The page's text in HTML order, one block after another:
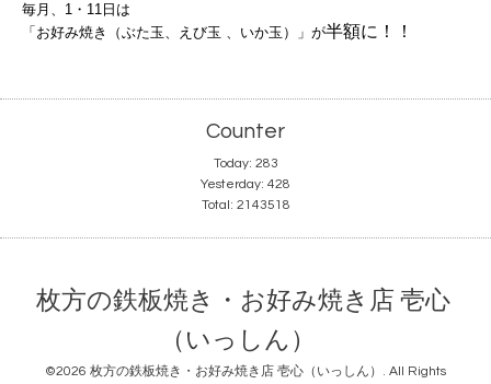
毎月、1・11日は
「お好み焼き（ぶた玉、えび玉 、いか玉）」が半額に！！
Counter
Today: 283
Yesterday: 428
Total: 2143518
枚方の鉄板焼き・お好み焼き店 壱心
（いっしん）
©2026 枚方の鉄板焼き・お好み焼き店 壱心（いっしん） . All Rights